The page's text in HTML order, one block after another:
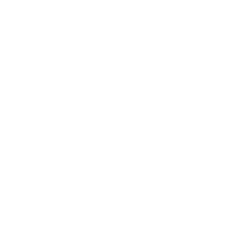
Panopulos je počeo da
ubrzo nakon što su se
Rekao je da je picu